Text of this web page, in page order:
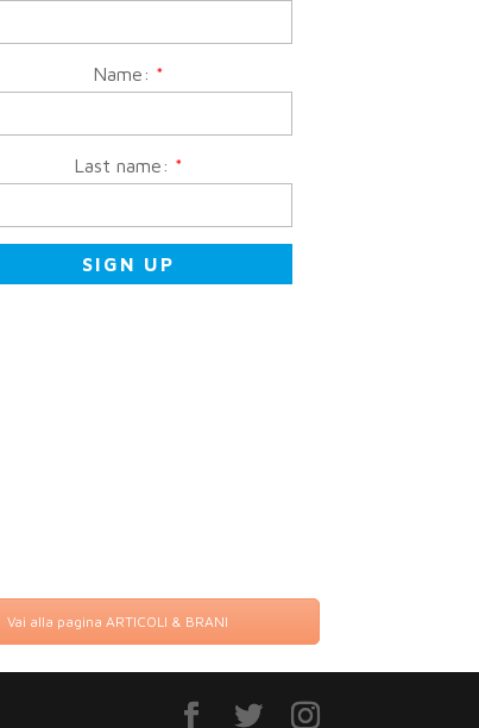
Name: *
Last name: *
Vai alla pagina ARTICOLI & BRANI